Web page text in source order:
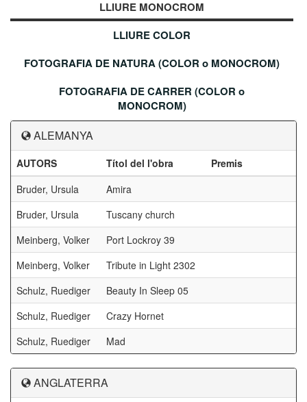
LLIURE MONOCROM
LLIURE COLOR
FOTOGRAFIA DE NATURA (COLOR o MONOCROM)
FOTOGRAFIA DE CARRER (COLOR o
MONOCROM)
ALEMANYA
AUTORS Títol del l'obra
Premis
Bruder, Ursula
Amira
Bruder, Ursula
Tuscany church
Meinberg, Volker
Port Lockroy 39
Meinberg, Volker
Tribute in Light 2302
Schulz, Ruediger
Beauty In Sleep 05
Schulz, Ruediger
Crazy Hornet
Schulz, Ruediger
Mad
ANGLATERRA